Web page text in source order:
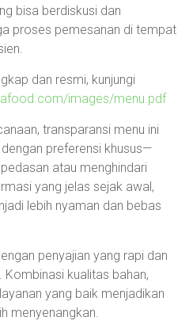
bisa berdiskusi dan
proses pemesanan di tempat
dan resmi, kunjungi
images/menu.pdf
transparansi menu ini
preferensi khusus—
atau menghindari
yang jelas sejak awal,
lebih nyaman dan bebas
penyajian yang rapi dan
kualitas bahan,
yang baik menjadikan
menyenangkan.